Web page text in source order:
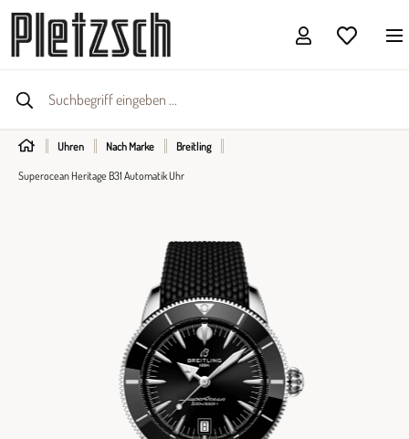
Uhren Nach Marke Breitling
Superocean Heritage B31 Automatik Uhr